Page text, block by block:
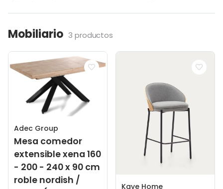
Mobiliario 3 productos
Adec Group
Mesa comedor
extensible xena 160
- 200 - 240 x 90 cm
roble nordish /
Kave Home